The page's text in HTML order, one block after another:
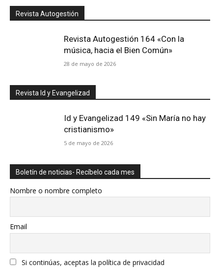
Revista Autogestión
Revista Autogestión 164 «Con la
música, hacia el Bien Común»
28 de mayo de 2026
Revista Id y Evangelizad
Id y Evangelizad 149 «Sin María no hay
cristianismo»
5 de mayo de 2026
Boletín de noticias- Recíbelo cada mes
Nombre o nombre completo
Email
Si continúas, aceptas la política de privacidad